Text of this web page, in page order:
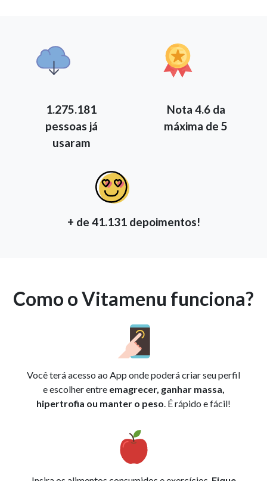
1.275.181
pessoas já
usaram
Nota 4.6 da
máxima de 5
+ de 41.131 depoimentos!
Como o Vitamenu funciona?
Você terá acesso ao App onde poderá criar seu perfil
e escolher entre emagrecer, ganhar massa,
hipertrofia ou manter o peso. É rápido e fácil!